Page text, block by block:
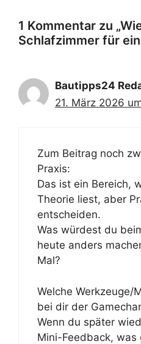
1 Kommentar zu
Schlafzimmer für
Bautipps24
21. März 2026
Zum Beitrag noch
Praxis:
Das ist ein Bereich,
Theorie liest, aber
entscheiden.
Was würdest du
heute anders
Mal?
Welche Werkzeuge/
bei dir der
Wenn du später
Mini-Feedback,